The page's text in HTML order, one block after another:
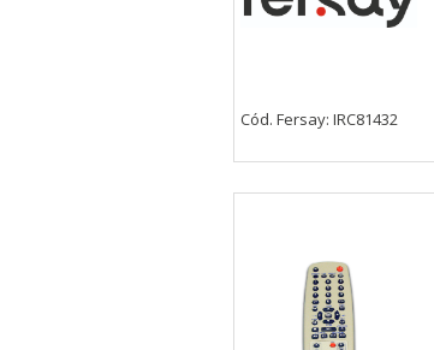
Cód. Fersay: IRC81432